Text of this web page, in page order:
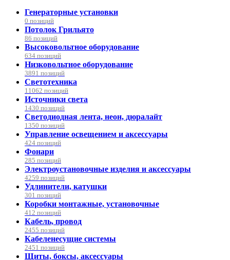
Генераторные установки
0 позиций
Потолок Грильято
86 позиций
Высоковольтное оборудование
634 позиций
Низковольтное оборудование
3891 позиций
Светотехника
11062 позиций
Источники света
1430 позиций
Светодиодная лента, неон, дюралайт
1350 позиций
Управление освещением и аксессуары
424 позиций
Фонари
285 позиций
Электроустановочные изделия и аксессуары
4259 позиций
Удлинители, катушки
301 позиций
Коробки монтажные, установочные
412 позиций
Кабель, провод
2455 позиций
Кабеленесущие системы
2451 позиций
Щиты, боксы, аксессуары